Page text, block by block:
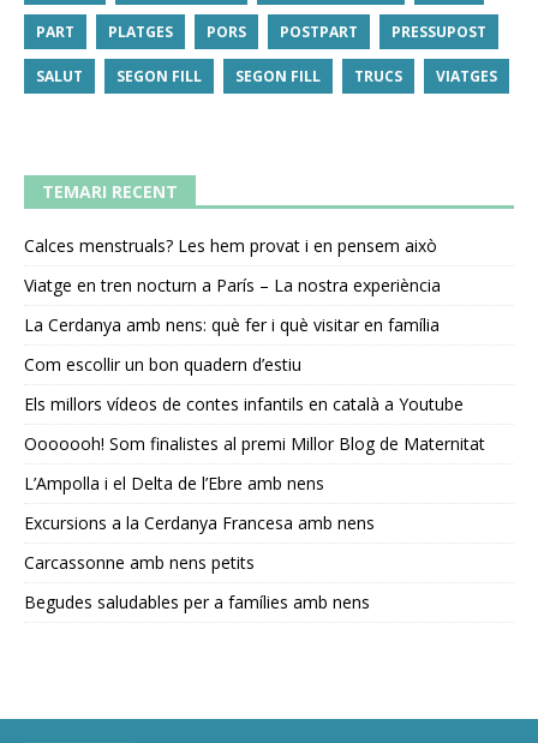
PART PLATGES PORS POSTPART PRESSUPOST
SALUT SEGON FILL SEGON FILL TRUCS VIATGES
TEMARI RECENT
Calces menstruals? Les hem provat i en pensem això
Viatge en tren nocturn a París – La nostra experiència
La Cerdanya amb nens: què fer i què visitar en família
Com escollir un bon quadern d’estiu
Els millors vídeos de contes infantils en català a Youtube
Ooooooh! Som finalistes al premi Millor Blog de Maternitat
L’Ampolla i el Delta de l’Ebre amb nens
Excursions a la Cerdanya Francesa amb nens
Carcassonne amb nens petits
Begudes saludables per a famílies amb nens